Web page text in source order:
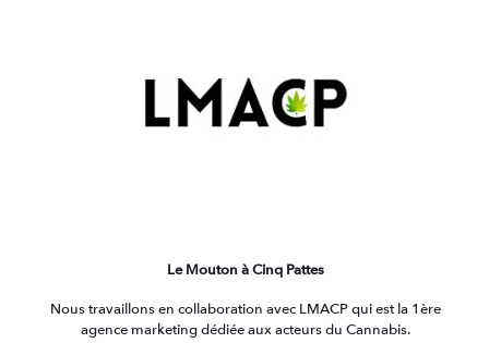
Le Mouton à Cinq Pattes
Nous travaillons en collaboration avec LMACP qui est la 1ère
agence marketing dédiée aux acteurs du Cannabis.